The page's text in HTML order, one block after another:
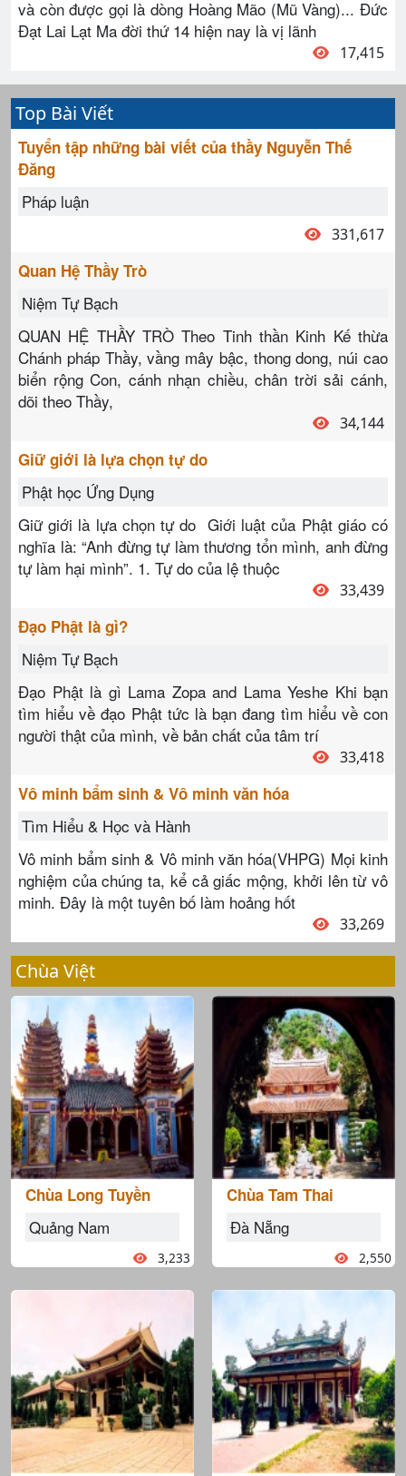
và còn được gọi là dòng Hoàng Mão (Mũ Vàng)... Đức
Đạt Lai Lạt Ma đời thứ 14 hiện nay là vị lãnh
17,415
Top Bài Viết
Tuyển tập những bài viết của thầy Nguyễn Thế
Đăng
Pháp luận
331,617
Quan Hệ Thầy Trò
Niệm Tự Bạch
QUAN HỆ THẦY TRÒ Theo Tinh thần Kinh Kế thừa
Chánh pháp Thầy, vầng mây bậc, thong dong, núi cao
biển rộng Con, cánh nhạn chiều, chân trời sải cánh,
dõi theo Thầy,
34,144
Giữ giới là lựa chọn tự do
Phật học Ứng Dụng
Giữ giới là lựa chọn tự do Giới luật của Phật giáo có
nghĩa là: “Anh đừng tự làm thương tổn mình, anh đừng
tự làm hại mình”. 1. Tự do của lệ thuộc
33,439
Đạo Phật là gì?
Niệm Tự Bạch
Đạo Phật là gì Lama Zopa and Lama Yeshe Khi bạn
tìm hiểu về đạo Phật tức là bạn đang tìm hiểu về con
người thật của mình, về bản chất của tâm trí
33,418
Vô minh bẩm sinh & Vô minh văn hóa
Tìm Hiểu & Học và Hành
Vô minh bẩm sinh & Vô minh văn hóa(VHPG) Mọi kinh
nghiệm của chúng ta, kể cả giấc mộng, khởi lên từ vô
minh. Đây là một tuyên bố làm hoảng hốt
33,269
Chùa Việt
Chùa Long Tuyền
Quảng Nam
3,233
Chùa Tam Thai
Đà Nẵng
2,550